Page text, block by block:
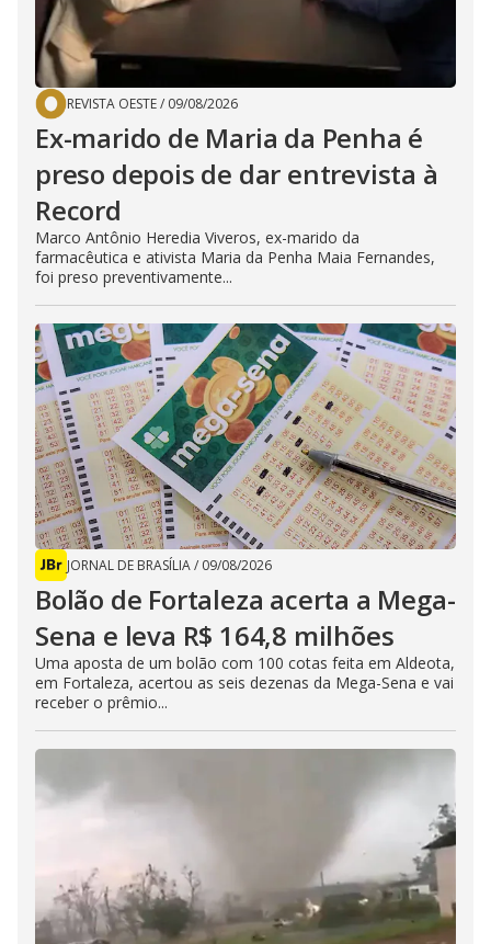
REVISTA OESTE/ 09/08/2026
Ex-marido de Maria da Penha é
preso depois de dar entrevista à
Record
Marco Antônio Heredia Viveros, ex-marido da
farmacêutica e ativista Maria da Penha Maia Fernandes,
foi preso preventivamente...
JORNAL DE BRASÍLIA/ 09/08/2026
Bolão de Fortaleza acerta a Mega-
Sena e leva R$ 164,8 milhões
Uma aposta de um bolão com 100 cotas feita em Aldeota,
em Fortaleza, acertou as seis dezenas da Mega-Sena e vai
receber o prêmio...